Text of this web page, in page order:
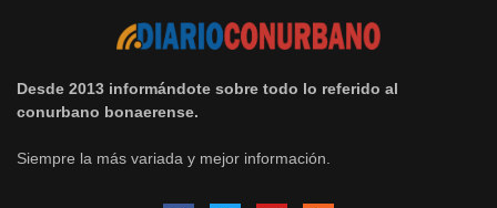
Desde 2013 informándote sobre todo lo referido al
conurbano bonaerense.
Siempre la más variada y mejor información.